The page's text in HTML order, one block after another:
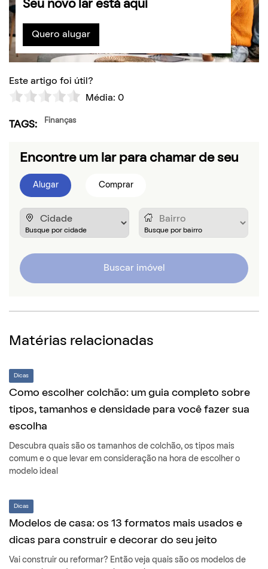
Seu novo lar está aqui
Quero alugar
Este artigo foi útil?
Média: 0
TAGS: Finanças
Encontre um lar para chamar de seu
Alugar Comprar
Buscar imóvel
Matérias relacionadas
Dicas
Como escolher colchão: um guia completo sobre
tipos, tamanhos e densidade para você fazer sua
escolha
Descubra quais são os tamanhos de colchão, os tipos mais
comum e o que levar em consideração na hora de escolher o
modelo ideal
Dicas
Modelos de casa: os 13 formatos mais usados e
dicas para construir e decorar do seu jeito
Vai construir ou reformar? Então veja quais são os modelos de